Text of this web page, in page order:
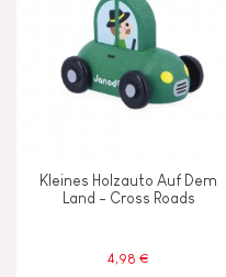
Kleines Holzauto Auf Dem
Land - Cross Roads
4,98 €